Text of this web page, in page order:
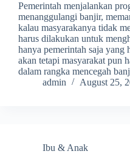
Pemerintah menjalankan
menanggulangi banjir,
kalau masyarakanya tidak
harus dilakukan untuk
hanya pemerintah saja yang
akan tetapi masyarakat pun
dalam rangka mencegah
admin
August 25,
Ibu & Anak